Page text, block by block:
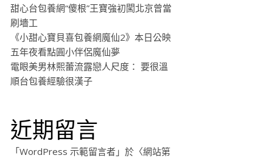
甜心台包養網“傻根”王寶強初闖北京曾當
刷墻工
《小甜心寶貝喜包養網魔仙2》本日公映
五年夜看點圓小伴侶魔仙夢
電眼美男林熙蕾流露戀人尺度： 要很溫
順台包養經驗很漢子
近期留言
「WordPress 示範留言者 」於〈網站第